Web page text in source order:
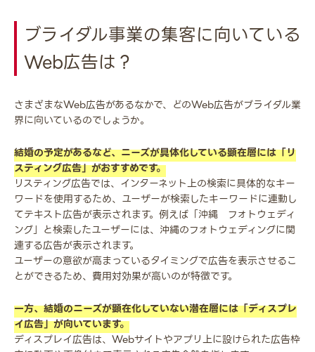
ブライダル事業の集客に向いている
Web広告は？
さまざまなWeb広告があるなかで、どのWeb広告がブライダル業
界に向いているのでしょうか。
結婚の予定があるなど、ニーズが具体化している顕在層には「リ
スティング広告」がおすすめです。
リスティング広告では、インターネット上の検索に具体的なキー
ワードを使用するため、ユーザーが検索したキーワードに連動し
てテキスト広告が表示されます。例えば「沖縄 フォトウェディ
ング」と検索したユーザーには、沖縄のフォトウェディングに関
連する広告が表示されます。
ユーザーの意欲が高まっているタイミングで広告を表示させるこ
とができるため、費用対効果が高いのが特徴です。
一方、結婚のニーズが顕在化していない潜在層には「ディスプレ
イ広告」が向いています。
ディスプレイ広告は、Webサイトやアプリ上に設けられた広告枠